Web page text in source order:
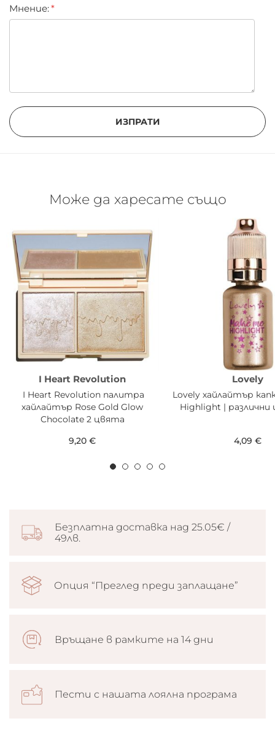
Мнение:
ИЗПРАТИ
Може да харесате също
I Heart Revolution
I Heart Revolution палитра
хайлайтър Rose Gold Glow
Chocolate 2 цвята
9,20 €
Lovely
Lovely хайлайтър
Highlight |
4,09 €
Безплатна доставка над 25.05€ /
49лв.
Опция “Преглед преди заплащане”
Връщане в рамките на 14 дни
Пести с нашата лоялна програма